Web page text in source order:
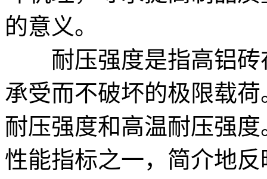
的意义。
耐压强度是指高铝砖
承受而不破坏的极限载
耐压强度和高温耐压强
性能指标之一，简介地